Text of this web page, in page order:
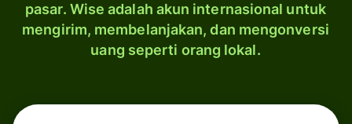
pasar. Wise adalah akun internasional untuk
mengirim, membelanjakan, dan mengonversi
uang seperti orang lokal.